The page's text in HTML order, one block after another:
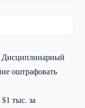
Дисциплинарный
оштрафовать
тыс. за